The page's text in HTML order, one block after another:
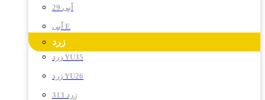
آبی 29
آبی E
زرد
زرد YU35
زرد YU26
زرد 313